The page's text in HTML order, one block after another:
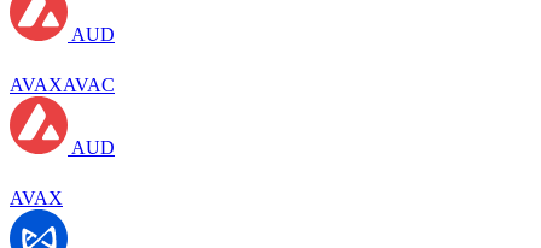
AUD
AVAXAVAC
AUD
AVAX